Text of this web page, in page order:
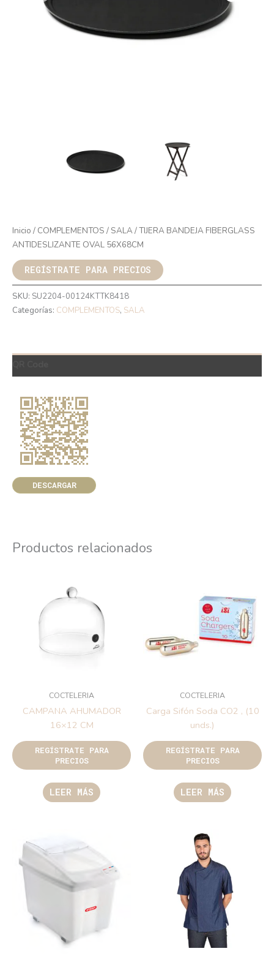
Inicio / COMPLEMENTOS / SALA/ TIJERA BANDEJA FIBERGLASS
ANTIDESLIZANTE OVAL 56X68CM
REGÍSTRATE PARA PRECIOS
SKU: SU2204-00124KTTK8418
Categorías: COMPLEMENTOS, SALA
DESCARGAR
Productos relacionados
COCTELERIA
CAMPANA AHUMADOR
16×12 CM
REGÍSTRATE PARA
PRECIOS
LEER MÁS
COCTELERIA
Carga Sifón Soda CO2 , (10
unds.)
REGÍSTRATE PARA
PRECIOS
LEER MÁS